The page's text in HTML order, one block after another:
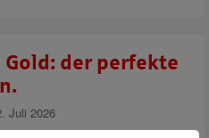
der perfekte
Juli 2026